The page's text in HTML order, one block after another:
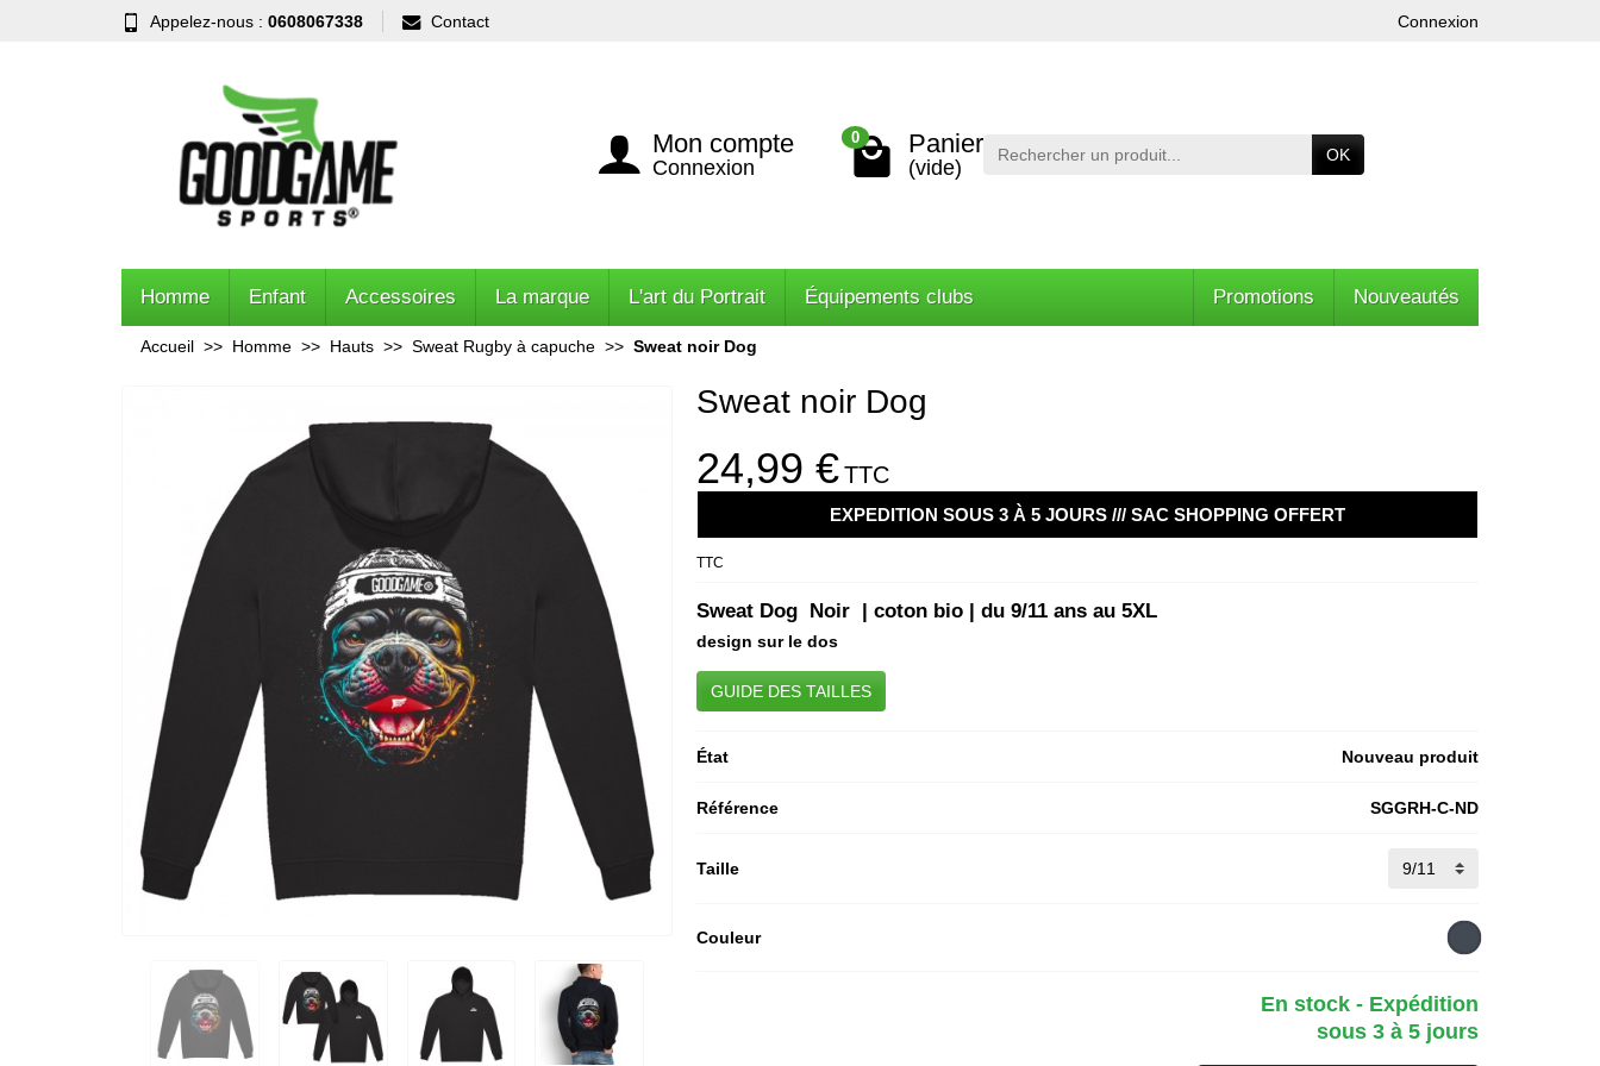
Appelez-nous : 0608067338 Contact Connexion
Mon compte
Connexion
0 Panier
(vide)
OK
Homme Enfant Accessoires La marque L'art du Portrait Équipements clubs Promotions Nouveautés
Accueil Homme Hauts Sweat Rugby à capuche Sweat noir Dog
Sweat noir Dog
24,99 €TTC
EXPEDITION SOUS 3 À 5 JOURS /// SAC SHOPPING OFFERT
TTC
Sweat Dog Noir | coton bio | du 9/11 ans au 5XL
design sur le dos
GUIDE DES TAILLES
État Nouveau produit
Référence SGGRH-C-ND
Taille
Couleur
En stock - Expédition
sous 3 à 5 jours